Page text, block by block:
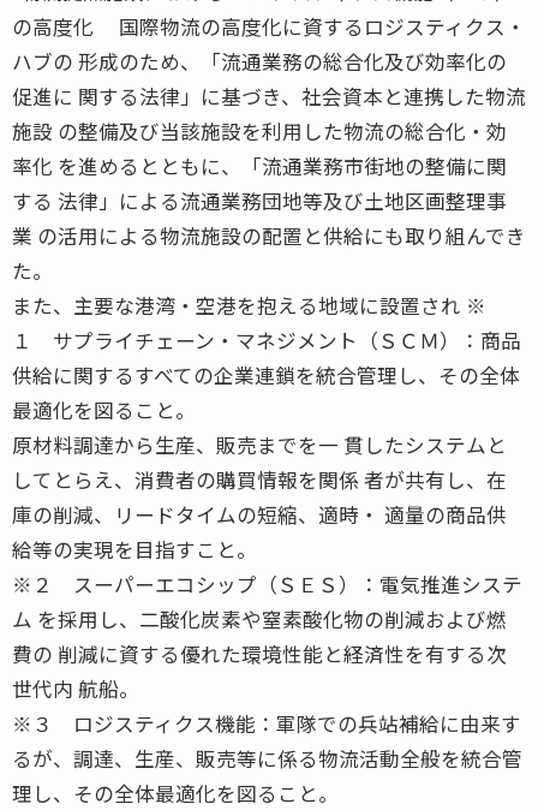
の高度化 国際物流の高度化に資するロジスティクス・
ハブの 形成のため、「流通業務の総合化及び効率化の
促進に 関する法律」に基づき、社会資本と連携した物流
施設 の整備及び当該施設を利用した物流の総合化・効
率化 を進めるとともに、「流通業務市街地の整備に関
する 法律」による流通業務団地等及び土地区画整理事
業 の活用による物流施設の配置と供給にも取り組んでき
た。
また、主要な港湾・空港を抱える地域に設置され ※
１ サプライチェーン・マネジメント（ＳＣＭ）：商品
供給に関するすべての企業連鎖を統合管理し、その全体
最適化を図ること。
原材料調達から生産、販売までを一 貫したシステムと
してとらえ、消費者の購買情報を関係 者が共有し、在
庫の削減、リードタイムの短縮、適時・ 適量の商品供
給等の実現を目指すこと。
※２ スーパーエコシップ（ＳＥＳ）：電気推進システ
ム を採用し、二酸化炭素や窒素酸化物の削減および燃
費の 削減に資する優れた環境性能と経済性を有する次
世代内 航船。
※３ ロジスティクス機能：軍隊での兵站補給に由来す
るが、調達、生産、販売等に係る物流活動全般を統合管
理し、その全体最適化を図ること。